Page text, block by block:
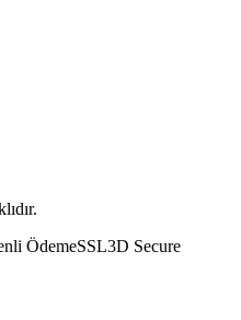
ÖdemeSSL3D Secure